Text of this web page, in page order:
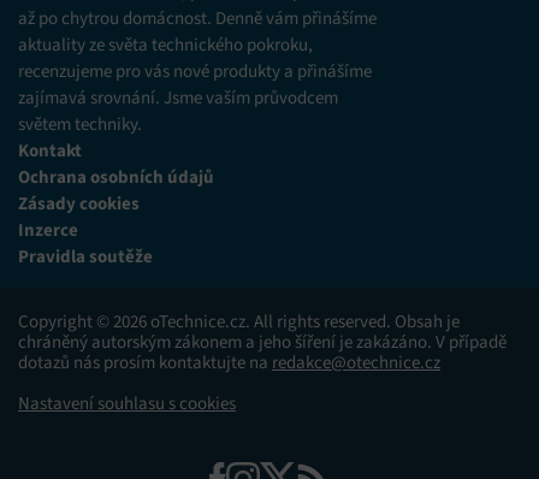
Marketing
Ukládání a/nebo přístup k informacím v zařízení, Použití
omezených údajů k výběru reklam, Vytváření profilů pro
personalizovanou reklamu, Používání profilů k výběru
personalizované reklamy, Vytváření profilů pro
personalizovaný obsah, Používání profilů pro výběr
personalizovaného obsahu, Použití omezených údajů k výběru
obsahu.
Funkce
zařízení na základě automaticky přenášených
informací.
Zajištění bezpečnosti, předcházení a zjišťování
voleb ochrany osobních údajů.
až po chytrou domácnost. Denně vám přinášíme
aktuality ze světa technického pokroku,
recenzujeme pro vás nové produkty a přinášíme
zajímavá srovnání. Jsme vaším průvodcem
světem techniky.
Kontakt
Ochrana osobních údajů
Zásady cookies
Inzerce
Pravidla soutěže
Copyright © 2026 oTechnice.cz. All rights reserved. Obsah je
chráněný autorským zákonem a jeho šíření je zakázáno. V případě
dotazů nás prosím kontaktujte na redakce@otechnice.cz
Nastavení souhlasu s cookies